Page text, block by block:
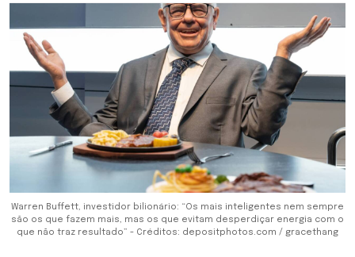
Warren Buffett, investidor bilionário: “Os mais inteligentes nem sempre
são os que fazem mais, mas os que evitam desperdiçar energia com o
que não traz resultado” - Créditos: depositphotos.com / gracethang